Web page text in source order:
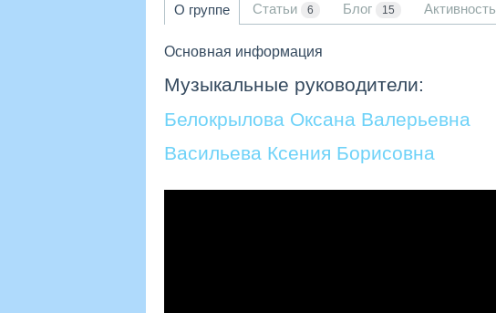
О группе Статьи 6 Блог 15 Активность
Основная информация
Музыкальные руководители:
Белокрылова Оксана Валерьевна
Васильева Ксения Борисовна